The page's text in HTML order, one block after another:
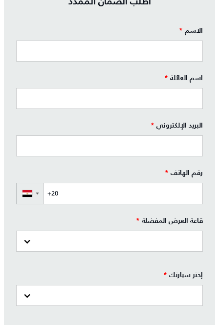
الاسم *
اسم العائلة *
البريد الإلكتروني *
رقم الهاتف *
▼
قاعة العرض المفضلة *
إختر سيارتك *